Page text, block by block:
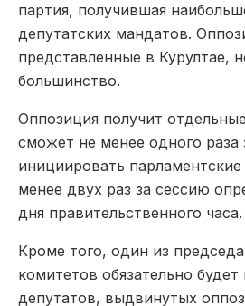
партия, получившая
депутатских мандатов.
представленные в Курултае,
большинство.
Оппозиция получит
сможет не менее одного раза
инициировать
менее двух раз за сессию
дня правительственного часа.
Кроме того, один из
комитетов обязательно будет
депутатов, выдвинутых